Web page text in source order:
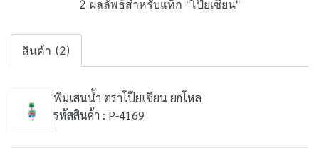
2 ผลลัพธ์สำหรับแท็ก "โป๊ยเซียน"
สินค้า (2)
พิมเสนน้ำ ตราโป๊ยเซียน ยกโหล
รหัสสินค้า : P-4169